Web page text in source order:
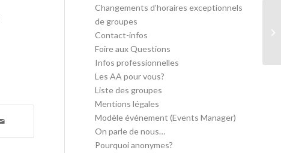
Changements d’horaires exceptionnels
de groupes
Contact-infos
Foire aux Questions
Infos professionnelles
Les AA pour vous?
Liste des groupes
Mentions légales
Modèle événement (Events Manager)
On parle de nous…
Pourquoi anonymes?